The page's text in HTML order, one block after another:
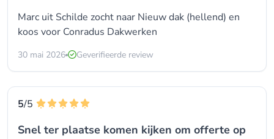
Marc uit Schilde zocht naar Nieuw dak (hellend) en
koos voor Conradus Dakwerken
30 mai 2026 Geverifieerde review
5/5
Snel ter plaatse komen kijken om offerte op